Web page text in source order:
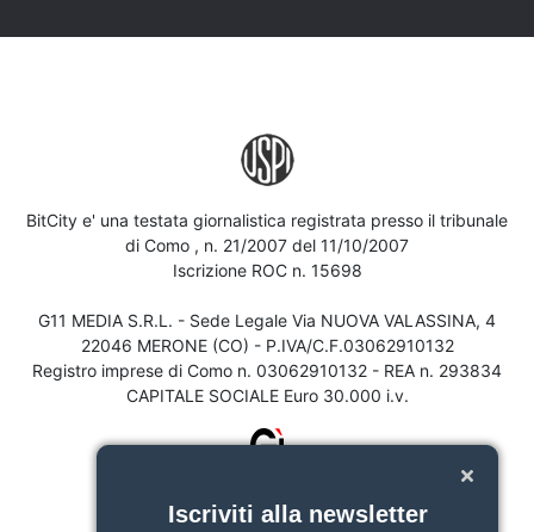
BitCity e' una testata giornalistica registrata presso il tribunale
di Como , n. 21/2007 del 11/10/2007
Iscrizione ROC n. 15698
G11 MEDIA S.R.L. - Sede Legale Via NUOVA VALASSINA, 4
22046 MERONE (CO) - P.IVA/C.F.03062910132
Registro imprese di Como n. 03062910132 - REA n. 293834
CAPITALE SOCIALE Euro 30.000 i.v.
Iscriviti alla newsletter